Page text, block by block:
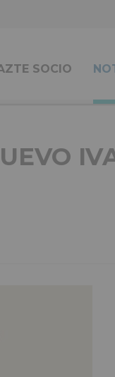
SOCIO